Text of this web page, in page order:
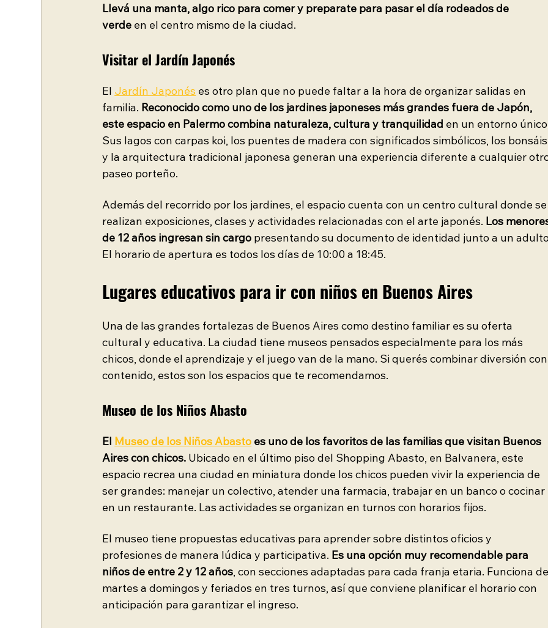
Llevá una manta, algo rico para comer y preparate para pasar el día rodeados de
verde en el centro mismo de la ciudad.
Visitar el Jardín Japonés
El Jardín Japonés es otro plan que no puede faltar a la hora de organizar salidas en
familia. Reconocido como uno de los jardines japoneses más grandes fuera de Japón,
este espacio en Palermo combina naturaleza, cultura y tranquilidad en un entorno
Sus lagos con carpas koi, los puentes de madera con significados simbólicos, los bonsáis
y la arquitectura tradicional japonesa generan una experiencia diferente a cualquier
paseo porteño.
Además del recorrido por los jardines, el espacio cuenta con un centro cultural donde se
realizan exposiciones, clases y actividades relacionadas con el arte japonés. Los
de 12 años ingresan sin cargo presentando su documento de identidad junto a un
El horario de apertura es todos los días de 10:00 a 18:45.
Lugares educativos para ir con niños en Buenos Aires
Una de las grandes fortalezas de Buenos Aires como destino familiar es su oferta
cultural y educativa. La ciudad tiene museos pensados especialmente para los más
chicos, donde el aprendizaje y el juego van de la mano. Si querés combinar diversión con
contenido, estos son los espacios que te recomendamos.
Museo de los Niños Abasto
El Museo de los Niños Abasto es uno de los favoritos de las familias que visitan Buenos
Aires con chicos. Ubicado en el último piso del Shopping Abasto, en Balvanera, este
espacio recrea una ciudad en miniatura donde los chicos pueden vivir la experiencia de
ser grandes: manejar un colectivo, atender una farmacia, trabajar en un banco o cocinar
en un restaurante. Las actividades se organizan en turnos con horarios fijos.
El museo tiene propuestas educativas para aprender sobre distintos oficios y
profesiones de manera lúdica y participativa. Es una opción muy recomendable para
niños de entre 2 y 12 años, con secciones adaptadas para cada franja etaria. Funciona de
martes a domingos y feriados en tres turnos, así que conviene planificar el horario con
anticipación para garantizar el ingreso.